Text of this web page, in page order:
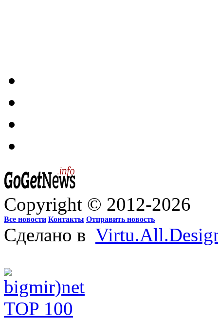
Copyright © 2012-2026
Все новости Контакты Отправить новость
Сделано в